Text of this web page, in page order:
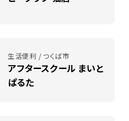
生活便利 / つくば市
アフタースクール まいと
ぱるた